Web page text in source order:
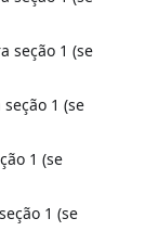
seção 1 (se
1 (se
1 (se
1 (se